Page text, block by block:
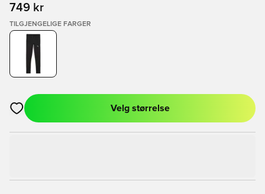
749 kr
TILGJENGELIGE FARGER
Åpner en Modal for å logge inn eller registrere deg som
Velg størrelse